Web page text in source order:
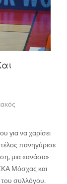
για να χαρίσει
πανηγύρισε
μια «ανάσα»
Μόσχας και
του συλλόγου.